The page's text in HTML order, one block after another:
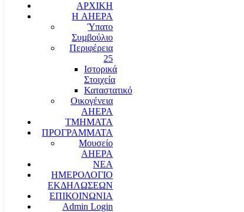
ΑΡΧΙΚΗ
Η AHEPA
Ύπατο
Συµβούλιο
Περιφέρεια
25
Ιστορικά
Στοιχεία
Καταστατικό
Οικογένεια
AHEPA
ΤΜΗΜΑΤΑ
ΠΡΟΓΡΑΜΜΑΤΑ
Μουσείο
AHEPA
ΝΕΑ
ΗΜΕΡΟΛΟΓΙΟ
ΕΚΔΗΛΩΣΕΩΝ
ΕΠΙΚΟΙΝΩΝΙΑ
Admin Login